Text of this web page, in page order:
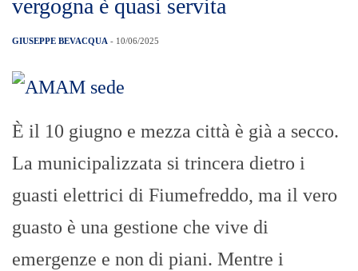
vergogna è quasi servita
GIUSEPPE BEVACQUA - 10/06/2025
È il 10 giugno e mezza città è già a secco.
La municipalizzata si trincera dietro i
guasti elettrici di Fiumefreddo, ma il vero
guasto è una gestione che vive di
emergenze e non di piani. Mentre i